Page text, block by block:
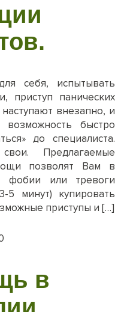
себя, испытывать
приступ панических
внезапно, и
быстро
до специалиста.
Предлагаемые
позволят Вам в
фобии или тревоги
5 минут) купировать
приступы и […]
в